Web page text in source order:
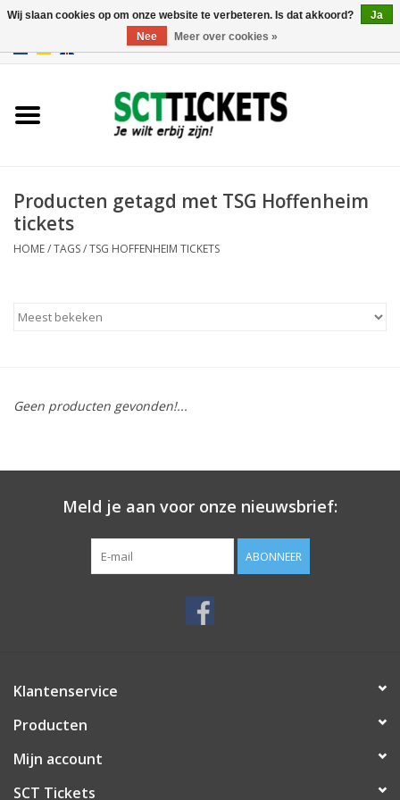
Producten getagd met TSG Hoffenheim
tickets
HOME/TAGS/TSG HOFFENHEIM TICKETS
Geen producten gevonden!...
Meld je aan voor onze nieuwsbrief:
ABONNEER
Klantenservice
Producten
Mijn account
SCT Tickets
Wij slaan cookies op om onze website te verbeteren. Is dat akkoord?
Ja
Nee
Meer over cookies »